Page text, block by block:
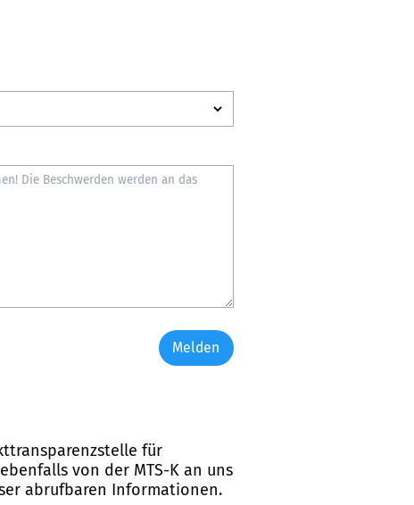
Melden
für
von der MTS-K an uns
abrufbaren Informationen.